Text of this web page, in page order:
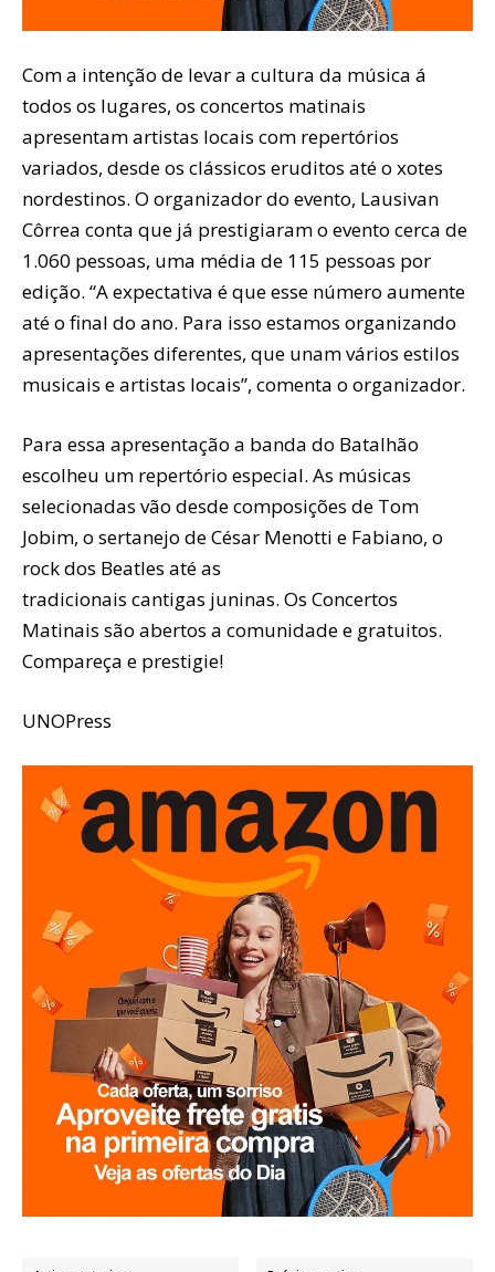
Com a intenção de levar a cultura da música á
todos os lugares, os concertos matinais
apresentam artistas locais com repertórios
variados, desde os clássicos eruditos até o xotes
nordestinos. O organizador do evento, Lausivan
Côrrea conta que já prestigiaram o evento cerca de
1.060 pessoas, uma média de 115 pessoas por
edição. “A expectativa é que esse número aumente
até o final do ano. Para isso estamos organizando
apresentações diferentes, que unam vários estilos
musicais e artistas locais”, comenta o organizador.
Para essa apresentação a banda do Batalhão
escolheu um repertório especial. As músicas
selecionadas vão desde composições de Tom
Jobim, o sertanejo de César Menotti e Fabiano, o
rock dos Beatles até as
tradicionais cantigas juninas. Os Concertos
Matinais são abertos a comunidade e gratuitos.
Compareça e prestigie!
UNOPress